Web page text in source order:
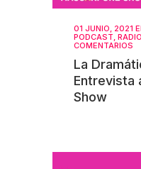
01 JUNIO, 2021
PODCAST,
COMENTARIOS
La
Entrevista
Show